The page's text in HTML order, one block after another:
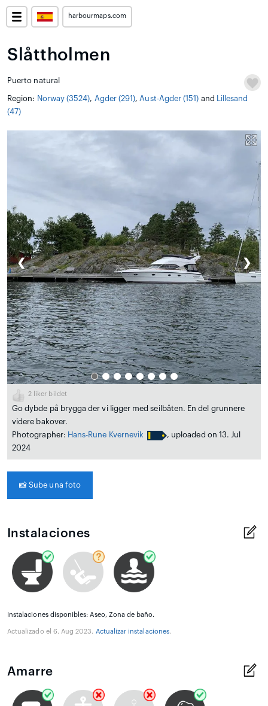
harbourmaps.com
Slåttholmen
Puerto natural
Region: Norway (3524), Agder (291), Aust-Agder (151) and
Lillesand
(47)
❮ ❯
2 liker bildet
Go dybde på brygga der vi ligger med seilbåten. En del grunnere
videre bakover.
Photographer: Hans-Rune Kvernevik
, uploaded on 13. Jul
2024
📸 Sube una foto
Instalaciones
Instalaciones disponibles: Aseo, Zona de baño.
Actualizado el 6. Aug 2023. Actualizar instalaciones.
Amarre